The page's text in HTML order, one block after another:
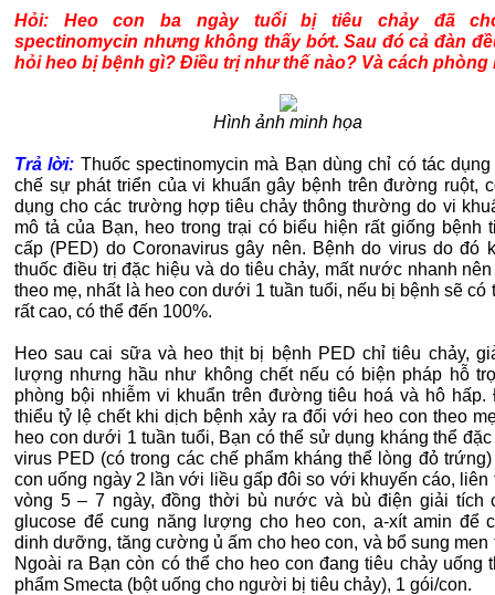
Hỏi: Heo con ba ngày tuổi bị tiêu chảy đã
spectinomycin nhưng không thấy bớt. Sau đó cả đàn
hỏi heo bị bệnh gì? Điều trị như thế nào? Và cách phòng
Hình ảnh minh họa
Trả lời: Thuốc spectinomycin mà Bạn dùng chỉ có tác
chế sự phát triển của vi khuẩn gây bệnh trên đường ruột,
dụng cho các trường hợp tiêu chảy thông thường do vi
mô tả của Bạn, heo trong trại có biểu hiện rất giống bệnh
cấp (PED) do Coronavirus gây nên. Bệnh do virus do đó
thuốc điều trị đặc hiệu và do tiêu chảy, mất nước nhanh
theo mẹ, nhất là heo con dưới 1 tuần tuổi, nếu bị bệnh sẽ có
rất cao, có thể đến 100%.
Heo sau cai sữa và heo thịt bị bệnh PED chỉ tiêu chảy,
lượng nhưng hầu như không chết nếu có biện pháp hỗ
phòng bội nhiễm vi khuẩn trên đường tiêu hoá và hô hấp.
thiểu tỷ lệ chết khi dịch bệnh xảy ra đối với heo con theo
heo con dưới 1 tuần tuổi, Bạn có thể sử dụng kháng thể
virus PED (có trong các chế phẩm kháng thể lòng đỏ
con uống ngày 2 lần với liều gấp đôi so với khuyến cáo, liên
vòng 5 – 7 ngày, đồng thời bù nước và bù điện giải tích
glucose để cung năng lượng cho heo con, a-xít amin để
dinh dưỡng, tăng cường ủ ấm cho heo con, và bổ sung men
Ngoài ra Bạn còn có thể cho heo con đang tiêu chảy uống
phẩm Smecta (bột uống cho người bị tiêu chảy), 1 gói/con.